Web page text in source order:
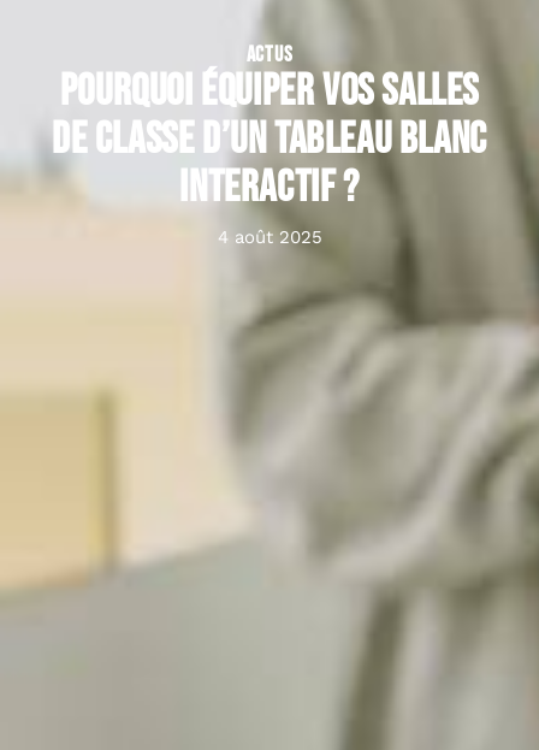
ACTUS
Pourquoi équiper vos salles
de classe d’un tableau blanc
interactif ?
4 août 2025